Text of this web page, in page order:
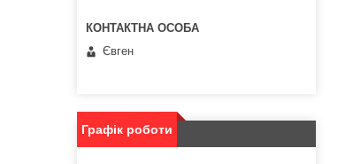
Євген
Графік роботи